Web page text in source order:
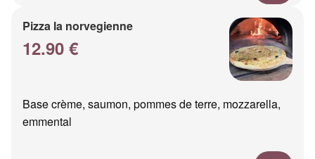
Pizza la norvegienne
12.90 €
Base crème, saumon, pommes de terre, mozzarella,
emmental